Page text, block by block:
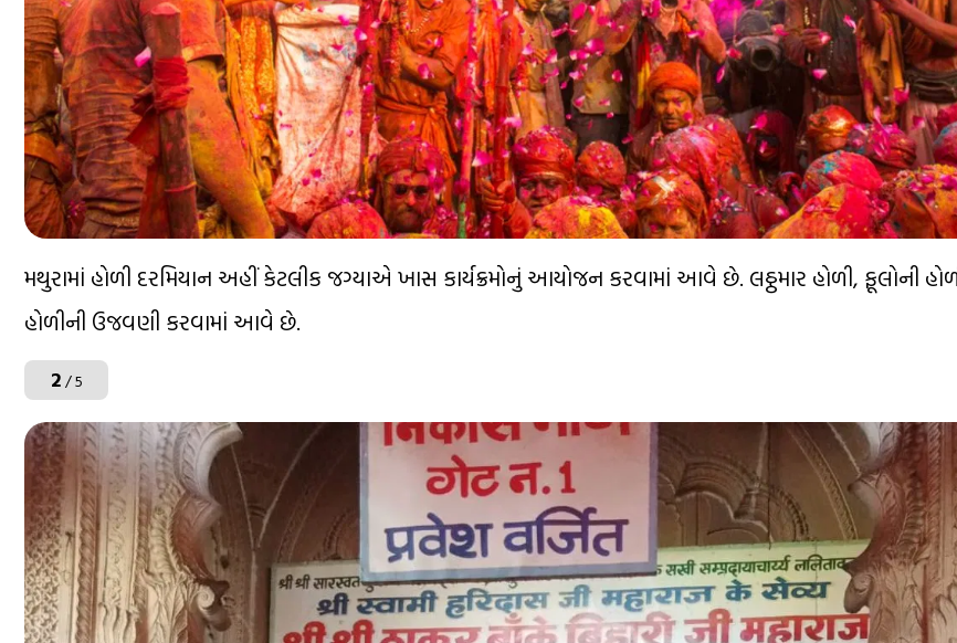
મથુરામાં હોળી દરમિયાન અહીં કેટલીક જગ્યાએ ખાસ કાર્યક્રમોનું આયોજન કરવામાં આવે છે. લઠ્ઠમાર હોળી, ફૂલોની
હોળીની ઉજવણી કરવામાં આવે છે.
2/ 5